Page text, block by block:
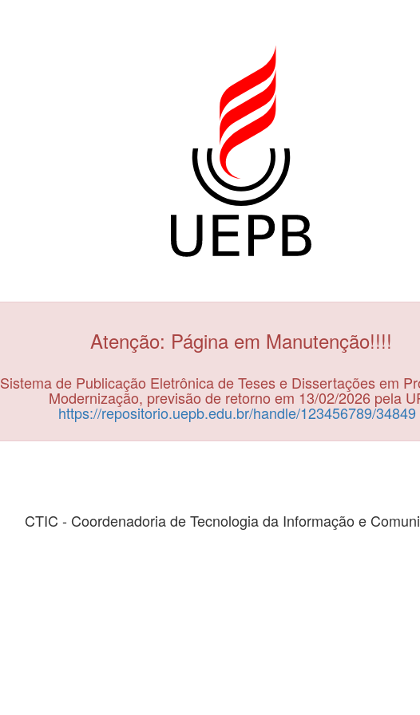
Atenção: Página em Manutenção!!!!
Sistema de Publicação Eletrônica de Teses e Dissertações em
Modernização, previsão de retorno em 13/02/2026 pela
https://repositorio.uepb.edu.br/handle/123456789/34849
CTIC - Coordenadoria de Tecnologia da Informação e